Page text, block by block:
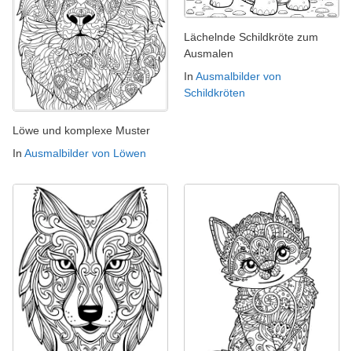
Löwe und komplexe Muster
In Ausmalbilder von Löwen
Lächelnde Schildkröte zum
Ausmalen
In Ausmalbilder von
Schildkröten